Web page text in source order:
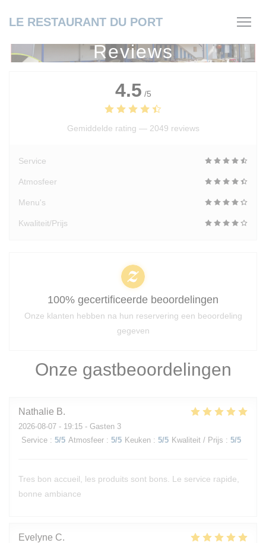
LE RESTAURANT DU PORT
Reviews
Onze gastbeoordelingen
Nathalie B
2026-08-07 - 19:15 - Gasten 3
Service : 5/5 Atmosfeer : 5/5 Keuken : 5/5 Kwaliteit / Prijs : 5/5
Tres bon accueil, les produits sont bons. Le service rapide,
bonne ambiance
Evelyne C
4.5 /5
Gemiddelde rating — 2049 reviews
Service
Atmosfeer
Menu's
Kwaliteit/Prijs
100% gecertificeerde beoordelingen
Onze klanten hebben na hun reservering een beoordeling
gegeven